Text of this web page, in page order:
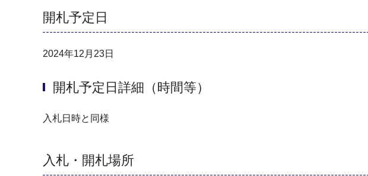
開札予定日
2024年12月23日
開札予定日詳細（時間等）
入札日時と同様
入札・開札場所